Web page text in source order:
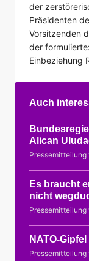
der
Präsidenten
Vorsitzenden
der
Einbeziehung
Auch
Alican
Es braucht
nicht
Pressemitteilung
NATO-